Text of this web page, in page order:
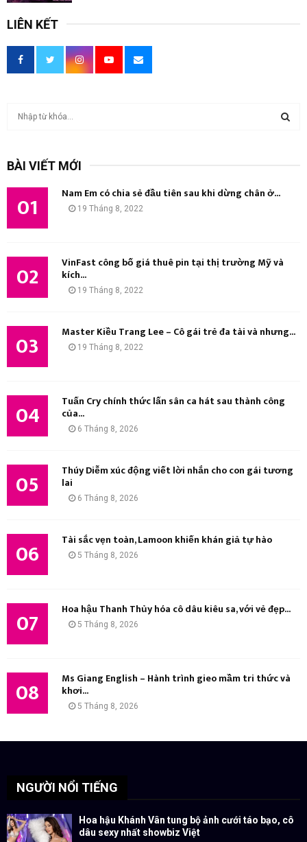
LIÊN KẾT
BÀI VIẾT MỚI
01 Nam Em có chia sẻ đầu tiên sau khi dừng chân ở...
19 Tháng 8, 2022
02 VinFast công bố giá thuê pin tại thị trường Mỹ và
kích...
19 Tháng 8, 2022
03 Master Kiều Trang Lee – Cô gái trẻ đa tài và nhưng...
19 Tháng 8, 2022
04 Tuấn Cry chính thức lấn sân ca hát sau thành công
của...
6 Tháng 8, 2026
05 Thúy Diễm xúc động viết lời nhắn cho con gái tương
lai
6 Tháng 8, 2026
06 Tài sắc vẹn toàn, Lamoon khiến khán giả tự hào
5 Tháng 8, 2026
07 Hoa hậu Thanh Thủy hóa cô dâu kiêu sa, với vẻ đẹp...
5 Tháng 8, 2026
08 Ms Giang English – Hành trình gieo mầm tri thức và
khơi...
5 Tháng 8, 2026
NGƯỜI NỔI TIẾNG
Hoa hậu Khánh Vân tung bộ ảnh cưới táo bạo, cô
dâu sexy nhất showbiz Việt